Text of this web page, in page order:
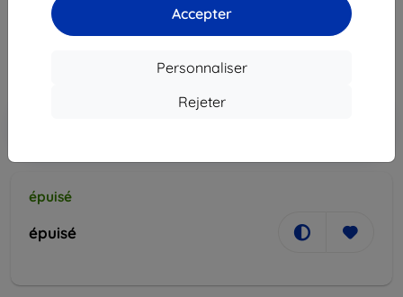
Accepter
Personnaliser
Rejeter
10,90 €
9,80 €
Réduction avec coupon
épuisé
épuisé